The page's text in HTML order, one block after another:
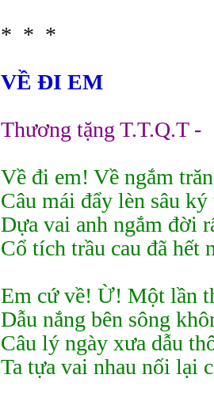
* * *
VỀ ĐI EM
Thương tặng T.T.Q.T -
Về đi em! Về ngắm
Câu mái đẩy lèn sâu ký
Dựa vai anh ngắm đời
Cổ tích trầu cau đã hết
Em cứ về! Ừ! Một lần
Dẫu nắng bên sông
Câu lý ngày xưa dẫu
Ta tựa vai nhau nối lại